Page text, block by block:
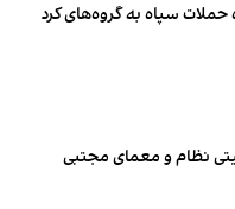
سپاه به گروه‌های کرد
نظام و معمای مجتبی